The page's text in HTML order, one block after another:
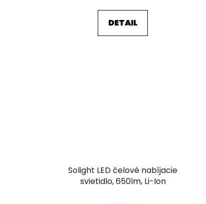
DETAIL
Solight LED čelové nabíjacie
svietidlo, 650lm, Li-Ion